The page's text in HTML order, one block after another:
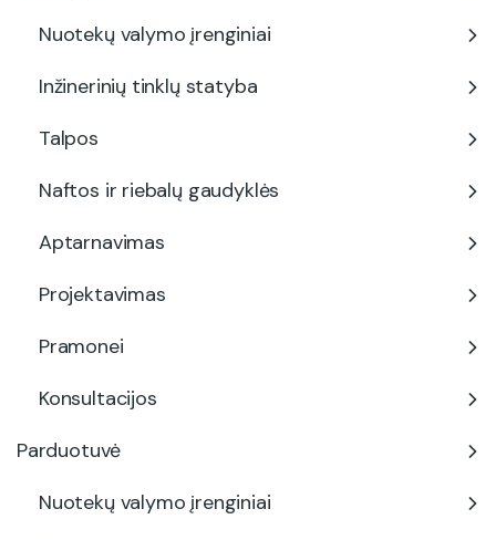
Nuotekų valymo įrenginiai
Inžinerinių tinklų statyba
Talpos
Naftos ir riebalų gaudyklės
Aptarnavimas
Projektavimas
Pramonei
Konsultacijos
Parduotuvė
Nuotekų valymo įrenginiai